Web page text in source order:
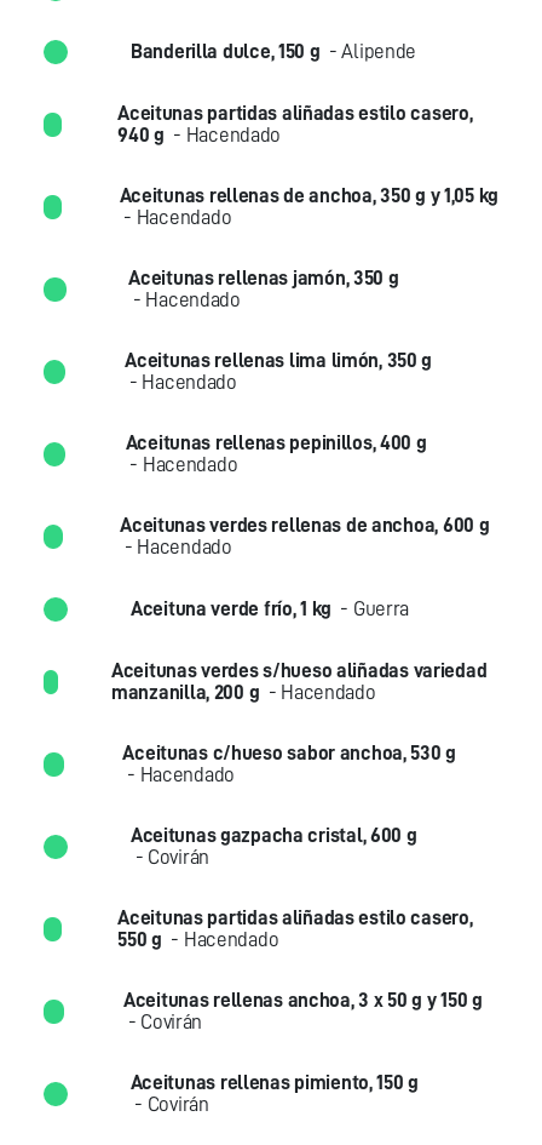
Banderilla dulce, 150 g - Alipende
Aceitunas partidas aliñadas estilo casero,
940 g - Hacendado
Aceitunas rellenas de anchoa, 350 g y 1,05 kg
- Hacendado
Aceitunas rellenas jamón, 350 g
- Hacendado
Aceitunas rellenas lima limón, 350 g
- Hacendado
Aceitunas rellenas pepinillos, 400 g
- Hacendado
Aceitunas verdes rellenas de anchoa, 600 g
- Hacendado
Aceituna verde frío, 1 kg - Guerra
Aceitunas verdes s/hueso aliñadas variedad
manzanilla, 200 g - Hacendado
Aceitunas c/hueso sabor anchoa, 530 g
- Hacendado
Aceitunas gazpacha cristal, 600 g
- Covirán
Aceitunas partidas aliñadas estilo casero,
550 g - Hacendado
Aceitunas rellenas anchoa, 3 x 50 g y 150 g
- Covirán
Aceitunas rellenas pimiento, 150 g
- Covirán